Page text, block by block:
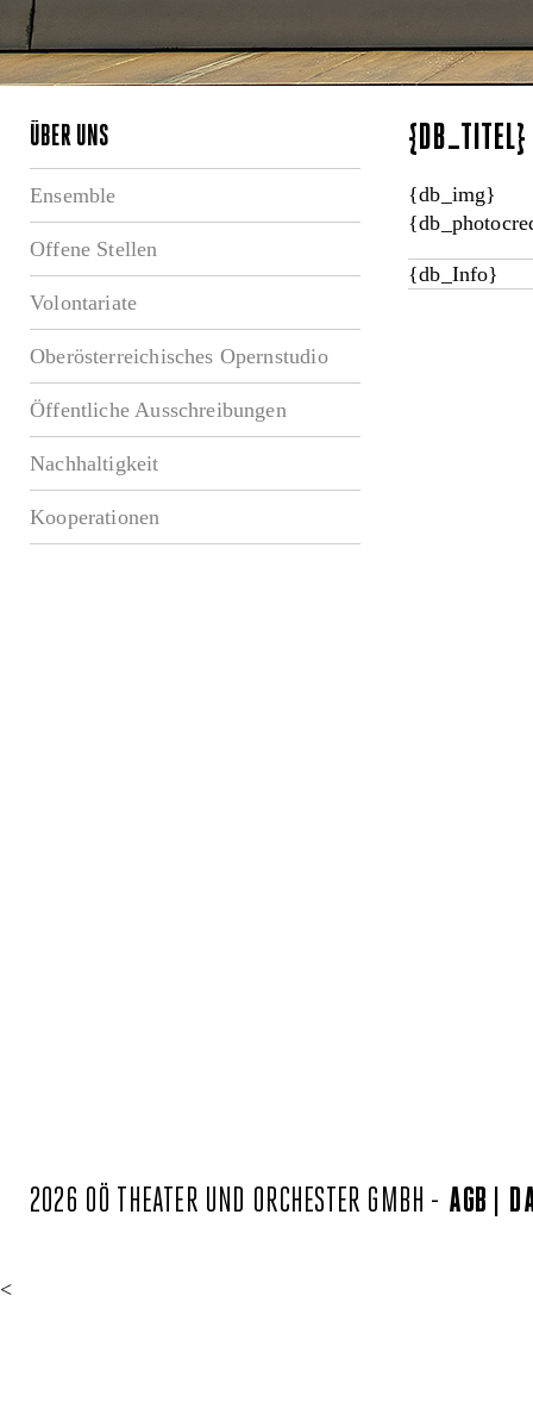
ÜBER UNS
Ensemble
Offene Stellen
Volontariate
Oberösterreichisches Opernstudio
Öffentliche Ausschreibungen
Nachhaltigkeit
Kooperationen
{DB_TITEL}
{db_img}
{db_Info}
2026 OÖ THEATER UND ORCHESTER GMBH - AGB
<